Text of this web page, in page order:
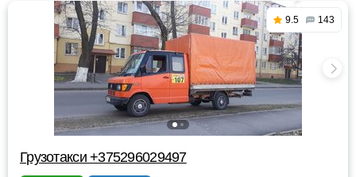
9.5 143
Грузотакси +375296029497